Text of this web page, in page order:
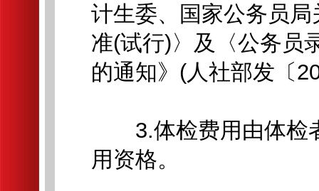
计生委、国家公务员
准(试行)〉及〈公务员
的通知》(人社部发〔
3.体检费用由体检
用资格。